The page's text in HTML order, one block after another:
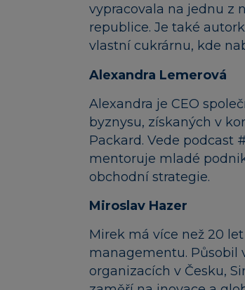
vypracovala na jednu z
republice. Je také
vlastní cukrárnu, kde
Alexandra Lemerová
Alexandra je CEO
byznysu, získaných v
Packard. Vede podcast
mentoruje mladé
obchodní strategie.
Miroslav Hazer
Mirek má více než 20
managementu. Působil
organizacích v Česku,